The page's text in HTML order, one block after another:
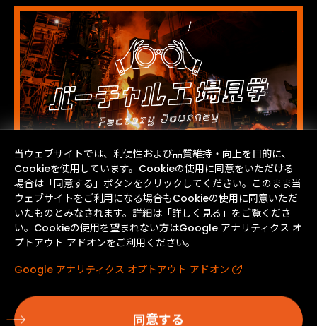
当ウェブサイトでは、利便性および品質維持・向上を目的に、
Cookieを使用しています。Cookieの使用に同意をいただける
場合は「同意する」ボタンをクリックしてください。このまま当
ウェブサイトをご利用になる場合もCookieの使用に同意いただ
いたものとみなされます。詳細は「詳しく見る」をご覧くださ
い。Cookieの使用を望まれない方はGoogle アナリティクス オ
プトアウト アドオンをご利用ください。
Google アナリティクス オプトアウト アドオン
同意する